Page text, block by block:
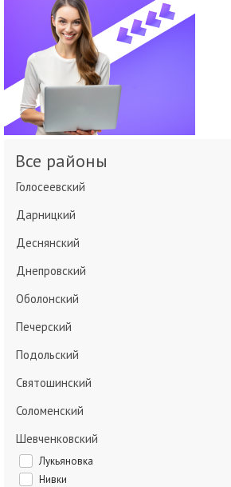
Все районы
Голосеевский
Дарницкий
Деснянский
Днепровский
Оболонский
Печерский
Подольский
Святошинский
Соломенский
Шевченковский
Лукьяновка
Нивки